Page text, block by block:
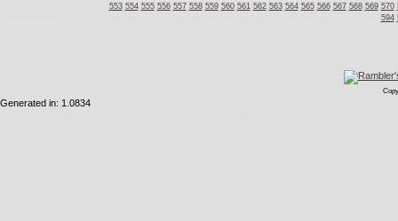
553 554 555 556 557 558 559 560 561 562 563 564 565 566 567 568 569 570
594
Generated in: 1.0834